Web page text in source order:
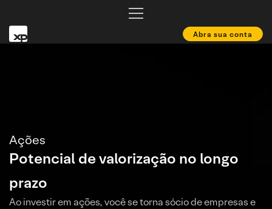
Abra sua conta
Ações
Potencial de valorização no longo
prazo
Ao investir em ações, você se torna sócio de empresas e